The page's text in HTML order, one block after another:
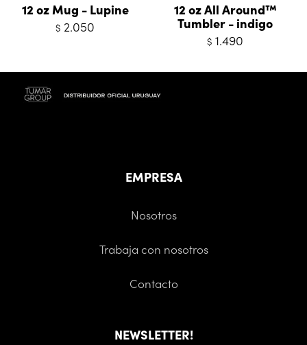
12 oz Mug - Lupine
$ 2.050
12 oz All Around™
Tumbler - indigo
$ 1.490
EMPRESA
Nosotros
Trabaja con nosotros
Contacto
NEWSLETTER!